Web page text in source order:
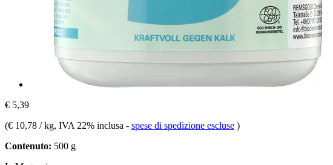
€ 5,39
(€ 10,78 / kg, IVA 22% inclusa - spese di spedizione escluse )
Contenuto: 500 g